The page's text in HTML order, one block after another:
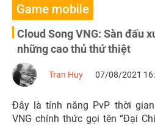
Game mobile
Cloud Song VNG: Sàn đấu
những cao thủ thứ thiệt
Tran Huy 07/08/2021
Đây là tính năng PvP thời
VNG chính thức gọi tên “Đại